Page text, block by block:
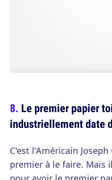
Le premier papier
industriellement date
C'est l'Américain
premier à le faire. Mais